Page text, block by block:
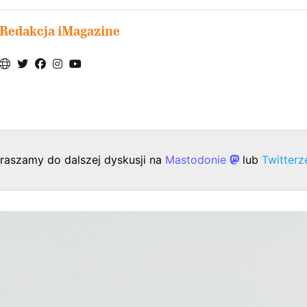
Redakcja iMagazine
do dalszej dyskusji na Mastodonie lub